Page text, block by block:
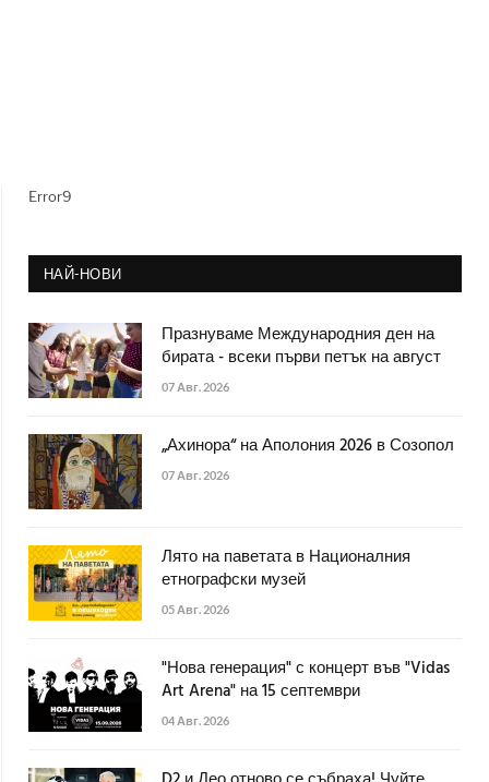
Error9
НАЙ-НОВИ
Празнуваме Международния ден на
бирата - всеки първи петък на август
07 Авг. 2026
„Ахинора“ на Аполония 2026 в Созопол
07 Авг. 2026
Лято на паветата в Националния
етнографски музей
05 Авг. 2026
"Нова генерация" с концерт във "Vidas
Art Arena" на 15 септември
04 Авг. 2026